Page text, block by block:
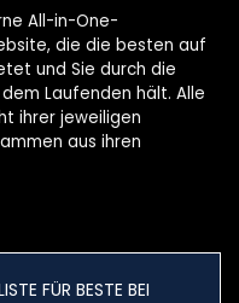
All-in-One-
die die besten auf
und Sie durch die
Laufenden hält. Alle
ihrer jeweiligen
aus ihren
FÜR BESTE BEI